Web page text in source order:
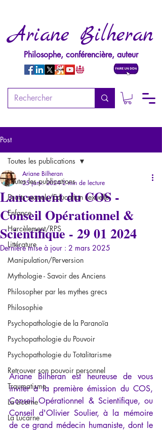
Ariane Bilheran
Philosophe, conférencière, auteur
Post
Toutes les publications
Droits sexuels/Education sexuelle
Enfance
Harcèlement/RPS
Littérature
Manipulation/Perversion
Mythologie - Savoir des Anciens
Philosopher par les mythes grecs
Philosophie
Psychopathologie de la Paranoïa
Psychopathologie du Pouvoir
Psychopathologie du Totalitarisme
Retrouver son pouvoir personnel
Traumatisme
La Licorne
La Lucarne
Toutes les publications
Lancement du COS -
Conseil Opérationnel &
Scientifique - 29 01 2024
Ariane Bilheran
25 janv. 2024 2 min de lecture
Dernière mise à jour : 2 mars 2025
Ariane Bilheran est heureuse de vous
inviter à la première émission du COS,
Conseil Opérationnel & Scientifique, ou
Conseil d'Olivier Soulier, à la mémoire
de ce grand médecin humaniste, dont le